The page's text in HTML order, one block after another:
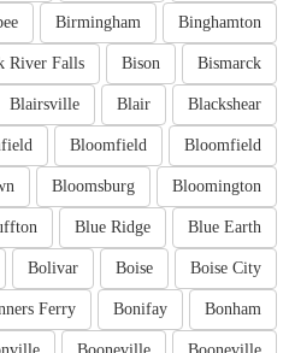
Binghamton
Birmingham
Bismarck
Bison
River Falls
Blackshear
Blair
Blairsville
Bloomfield
Bloomfield
Bloomington
Bloomsburg
Blue Earth
Blue Ridge
Boise City
Boise
Bolivar
Bonham
Bonifay
Ferry